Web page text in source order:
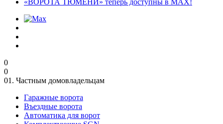
0
0
01. Частным домовладельцам
Гаражные ворота
Въездные ворота
Автоматика для ворот